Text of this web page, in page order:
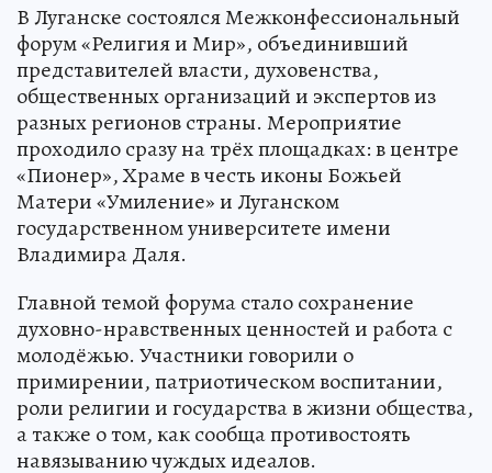
В Луганске состоялся Межконфессиональный
форум «Религия и Мир», объединивший
представителей власти, духовенства,
общественных организаций и экспертов из
разных регионов страны. Мероприятие
проходило сразу на трёх площадках: в центре
«Пионер», Храме в честь иконы Божьей
Матери «Умиление» и Луганском
государственном университете имени
Владимира Даля.
Главной темой форума стало сохранение
духовно-нравственных ценностей и работа с
молодёжью. Участники говорили о
примирении, патриотическом воспитании,
роли религии и государства в жизни общества,
а также о том, как сообща противостоять
навязыванию чуждых идеалов.